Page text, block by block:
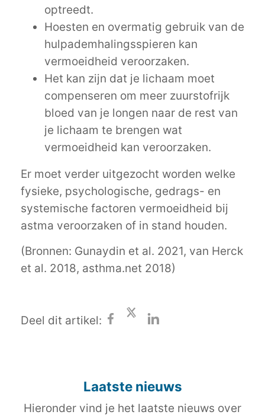
optreedt.
Hoesten en overmatig gebruik van de
hulpademhalingsspieren kan
vermoeidheid veroorzaken.
Het kan zijn dat je lichaam moet
compenseren om meer zuurstofrijk
bloed van je longen naar de rest van
je lichaam te brengen wat
vermoeidheid kan veroorzaken.
Er moet verder uitgezocht worden welke
fysieke, psychologische, gedrags- en
systemische factoren vermoeidheid bij
astma veroorzaken of in stand houden.
(Bronnen: Gunaydin et al. 2021, van Herck
et al. 2018, asthma.net 2018)
Deel dit artikel:
Laatste nieuws
Hieronder vind je het laatste nieuws over